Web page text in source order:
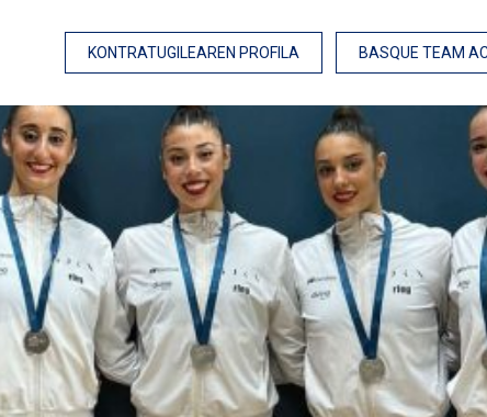
KONTRATUGILEAREN PROFILA BASQUE TEAM